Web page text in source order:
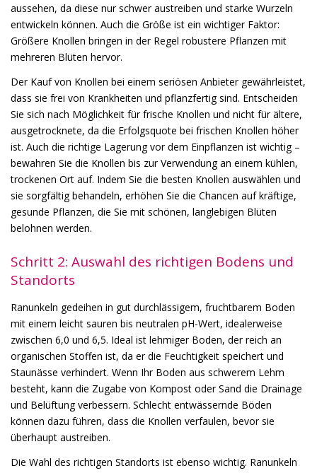
aussehen, da diese nur schwer austreiben und starke Wurzeln
entwickeln können. Auch die Größe ist ein wichtiger Faktor:
Größere Knollen bringen in der Regel robustere Pflanzen mit
mehreren Blüten hervor.
Der Kauf von Knollen bei einem seriösen Anbieter gewährleistet,
dass sie frei von Krankheiten und pflanzfertig sind. Entscheiden
Sie sich nach Möglichkeit für frische Knollen und nicht für ältere,
ausgetrocknete, da die Erfolgsquote bei frischen Knollen höher
ist. Auch die richtige Lagerung vor dem Einpflanzen ist wichtig –
bewahren Sie die Knollen bis zur Verwendung an einem kühlen,
trockenen Ort auf. Indem Sie die besten Knollen auswählen und
sie sorgfältig behandeln, erhöhen Sie die Chancen auf kräftige,
gesunde Pflanzen, die Sie mit schönen, langlebigen Blüten
belohnen werden.
Schritt 2: Auswahl des richtigen Bodens und
Standorts
Ranunkeln gedeihen in gut durchlässigem, fruchtbarem Boden
mit einem leicht sauren bis neutralen pH-Wert, idealerweise
zwischen 6,0 und 6,5. Ideal ist lehmiger Boden, der reich an
organischen Stoffen ist, da er die Feuchtigkeit speichert und
Staunässe verhindert. Wenn Ihr Boden aus schwerem Lehm
besteht, kann die Zugabe von Kompost oder Sand die Drainage
und Belüftung verbessern. Schlecht entwässernde Böden
können dazu führen, dass die Knollen verfaulen, bevor sie
überhaupt austreiben.
Die Wahl des richtigen Standorts ist ebenso wichtig. Ranunkeln